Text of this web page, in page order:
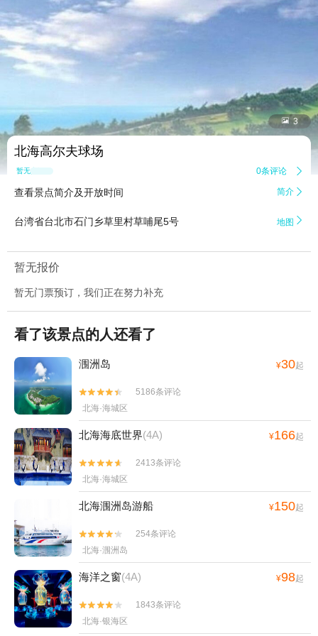
 3
北海高尔夫球场
暂无点评 0条评论 
查看景点简介及开放时间 简介 
台湾省台北市石门乡草里村草哺尾5号 地图 
暂无报价
暂无门票预订，我们正在努力补充
看了该景点的人还看了
涠洲岛 ¥30起


5186条评论
北海·海城区
北海海底世界(4A) ¥166起


2413条评论
北海·海城区
北海涠洲岛游船 ¥150起


254条评论
北海·涠洲岛
海洋之窗(4A) ¥98起


1843条评论
北海·银海区
